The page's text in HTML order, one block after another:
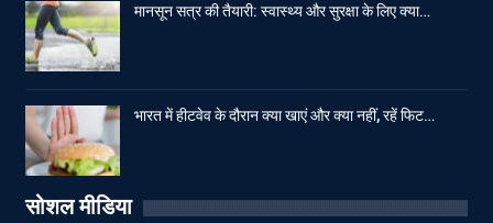
मानसून सत्र की तैयारी: स्वास्थ्य और सुरक्षा के लिए क्या…
भारत में हीटवेव के दौरान क्या खाएं और क्या नहीं, रहें फिट…
सोशल मीडिया